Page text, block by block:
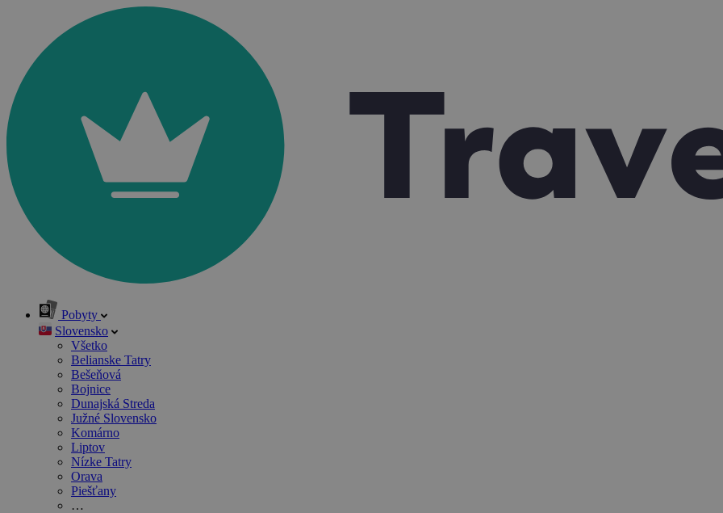
Pobyty
Slovensko
Všetko
Belianske Tatry
Bešeňová
Bojnice
Dunajská Streda
Južné Slovensko
Komárno
Liptov
Nízke Tatry
Orava
Piešťany
…